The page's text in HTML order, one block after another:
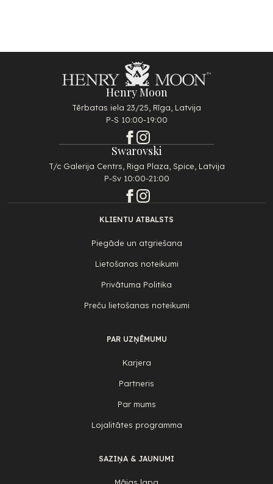
Henry Moon
Tērbatas iela 23/25, Rīga, Latvija
P-S 10:00-19:00
Swarovski
T/c Galerija Centrs, Riga Plaza, Spice, Latvija
P-Sv 10:00-21:00
KLIENTU ATBALSTS
Piegāde un atgriešana
Lietošanas noteikumi
Privātuma Politika
Preču lietošanas noteikumi
PAR UZŅĒMUMU
Karjera
Partneris
Par mums
Lojalitātes programma
SAZIŅA & JAUNUMI